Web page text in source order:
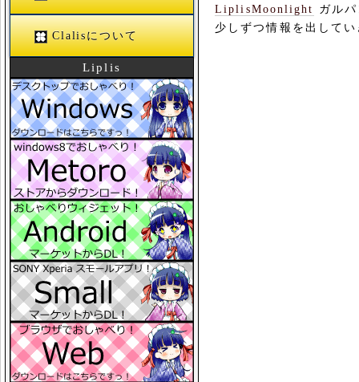
LiplisMoonlight
ガル
少しずつ情報を出して
Clalisについて
Liplis